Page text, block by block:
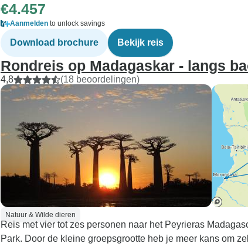
€4.457
Aanmelden to unlock savings
Download brochure Bekijk reis
Rondreis op Madagaskar - langs
4,8 (18 beoordelingen)
Natuur & Wilde dieren
Reis met vier tot zes personen naar het Peyrieras
Park. Door de kleine groepsgrootte heb je meer kans om